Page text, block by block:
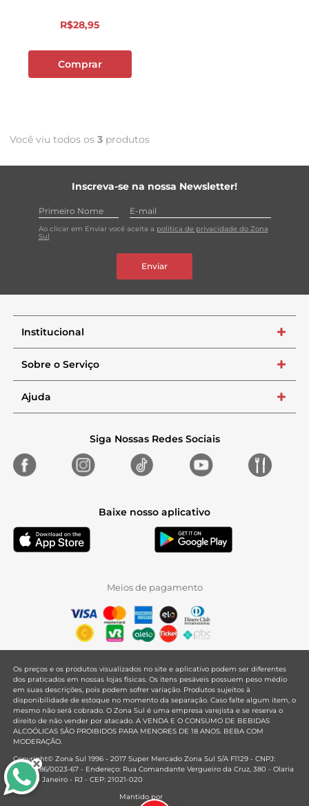
R$28,95
Comprar
Você viu todos os 3 produtos
Inscreva-se na nossa Newsletter!
Ao clicar em Enviar você aceita a política de privacidade do Zona
Sul
Enviar
Institucional +
Sobre o Serviço +
Ajuda +
Siga Nossas Redes Sociais
Baixe nosso aplicativo
Meios de pagamento
Os preços e os produtos visualizados no site e aplicativo podem ser diferentes
dos praticados em nossas lojas físicas. Os itens pesáveis possuem peso médio
em suas descrições, pois podem sofrer variação. Produtos sujeitos à
disponibilidade de estoque no momento da separação. Caso falte algum item, o
mesmo não será cobrado. O Zona Sul é uma empresa varejista e se reserva o
direito de não vender por atacado. A VENDA E O CONSUMO DE BEBIDAS
ALCOÓLICAS SÃO PROIBIDOS PARA MENORES DE 18 ANOS. BEBA COM
MODERAÇÃO.
Copyright© Zona Sul 1996 - 2017 Super Mercado Zona Sul S/A F1129 - CNPJ:
33.381.286/0023-67 - Endereço: Rua Comandante Vergueiro da Cruz, 380 - Olaria
- Rio de Janeiro - RJ - CEP: 21021-020
Mantido por